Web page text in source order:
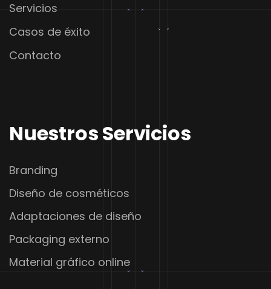
Servicios
Casos de éxito
Contacto
Nuestros Servicios
Branding
Diseño de cosméticos
Adaptaciones de diseño
Packaging externo
Material gráfico online